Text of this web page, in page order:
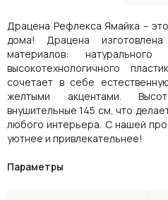
Драцена Рефлекса Ямайка –
дома! Драцена
материалов:
высокотехнологичного
сочетает в себе
желтыми акцентами.
внушительные 145 см, что
любого интерьера. С нашей
уютнее и привлекательнее!
Параметры